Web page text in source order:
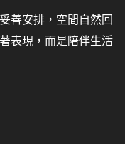
善安排，空間自然回
表現，而是陪伴生活